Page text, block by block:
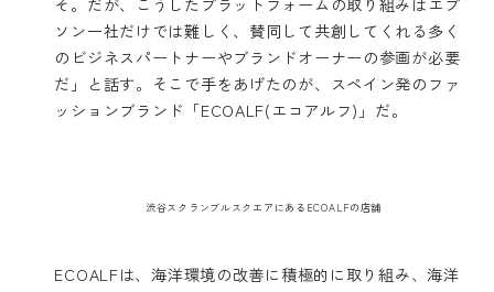
ソン一社だけでは難しく、賛同して共創してくれる多く
のビジネスパートナーやブランドオーナーの参画が必要
だ」と話す。そこで手をあげたのが、スペイン発のファ
ッションブランド「ECOALF(エコアルフ)」だ。
渋谷スクランブルスクエアにあるECOALFの店舗
ECOALFは、海洋環境の改善に積極的に取り組み、海洋